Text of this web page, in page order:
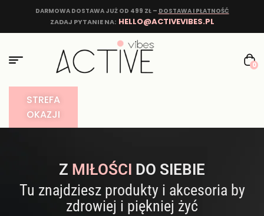
DARMOWA DOSTAWA JUŻ OD 499 ZŁ – DOSTAWA I PŁATNOŚĆ
ZADAJ PYTANIE NA: HELLO@ACTIVEVIBES.PL
0
STREFA
OKAZJI
Z MIŁOŚCI DO SIEBIE
Tu znajdziesz produkty i akcesoria by
zdrowiej i piękniej żyć